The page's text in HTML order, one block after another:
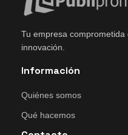
Tu empresa comprometida
innovación.
Información
Quiénes somos
Qué hacemos